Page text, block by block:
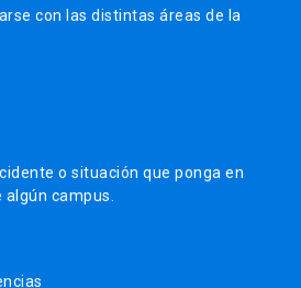
con las distintas áreas de la
o situación que ponga en
campus.